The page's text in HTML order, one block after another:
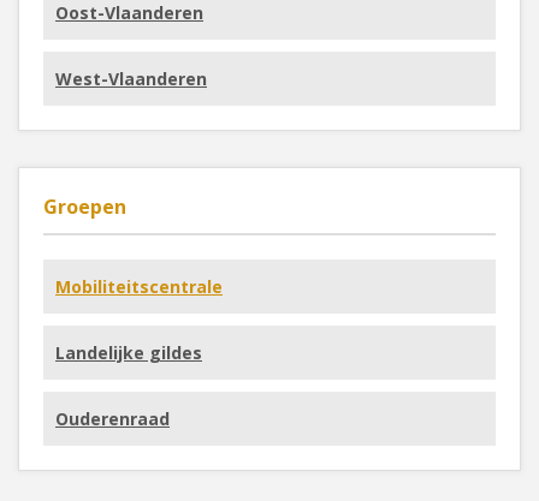
Oost-Vlaanderen
West-Vlaanderen
Groepen
Mobiliteitscentrale
Landelijke gildes
Ouderenraad